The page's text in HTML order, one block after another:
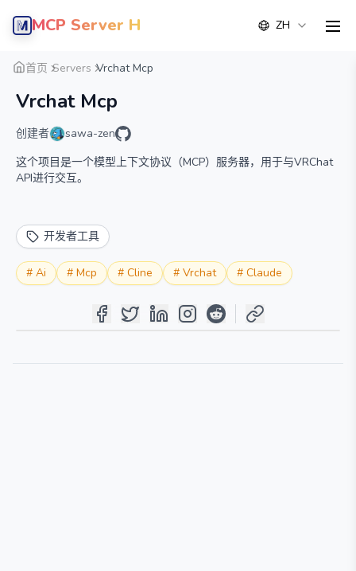
MCP Server Hub ZH
首页 Servers Vrchat Mcp
Vrchat Mcp
创建者
sawa-zen
这个项目是一个模型上下文协议（MCP）服务器，用于与VRChat
API进行交互。
开发者工具
# Ai # Mcp # Cline # Vrchat # Claude
概览